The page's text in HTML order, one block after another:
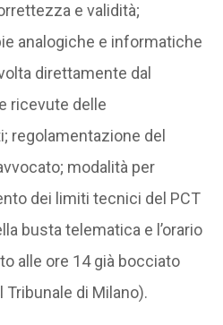
e validità;
analogiche e informatiche
direttamente dal
ricevute delle
regolamentazione del
modalità per
dei limiti tecnici del PCT
busta telematica e l’orario
alle ore 14 già bocciato
di Milano).